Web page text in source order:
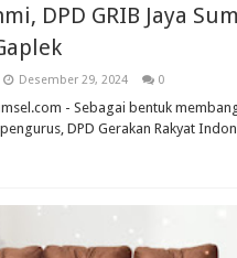
DPD GRIB Jaya
Desember 29, 2024 0
- Sebagai bentuk
DPD Gerakan Rakyat